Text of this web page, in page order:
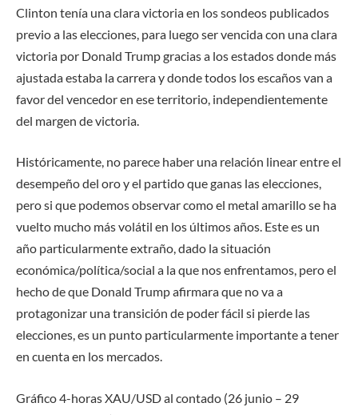
Clinton tenía una clara victoria en los sondeos publicados
previo a las elecciones, para luego ser vencida con una clara
victoria por Donald Trump gracias a los estados donde más
ajustada estaba la carrera y donde todos los escaños van a
favor del vencedor en ese territorio, independientemente
del margen de victoria.
Históricamente, no parece haber una relación linear entre el
desempeño del oro y el partido que ganas las elecciones,
pero si que podemos observar como el metal amarillo se ha
vuelto mucho más volátil en los últimos años. Este es un
año particularmente extraño, dado la situación
económica/política/social a la que nos enfrentamos, pero el
hecho de que Donald Trump afirmara que no va a
protagonizar una transición de poder fácil si pierde las
elecciones, es un punto particularmente importante a tener
en cuenta en los mercados.
Gráfico4-horas XAU/USD al contado (26 junio – 29